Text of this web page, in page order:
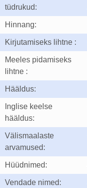
tüdrukud:
Hinnang:
Kirjutamiseks lihtne :
Meeles pidamiseks
lihtne :
Hääldus:
Inglise keelse
hääldus:
Välismaalaste
arvamused:
Hüüdnimed:
Vendade nimed: